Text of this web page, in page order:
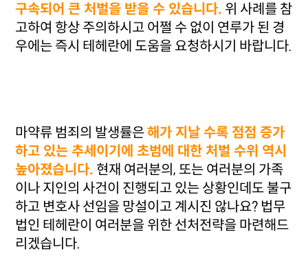
구속되어 큰 처벌을 받을 수 있습니다. 위 사례를 참
고하여 항상 주의하시고 어쩔 수 없이 연루가 된 경
우에는 즉시 테헤란에 도움을 요청하시기 바랍니다.
마약류 범죄의 발생률은해가 지날 수록 점점 증가
하고 있는 추세이기에 초범에 대한 처벌 수위 역시
높아졌습니다. 현재 여러분의, 또는 여러분의 가족
이나 지인의 사건이 진행되고 있는 상황인데도 불구
하고 변호사 선임을 망설이고 계시진 않나요? 법무
법인 테헤란이 여러분을 위한 선처전략을 마련해드
리겠습니다.